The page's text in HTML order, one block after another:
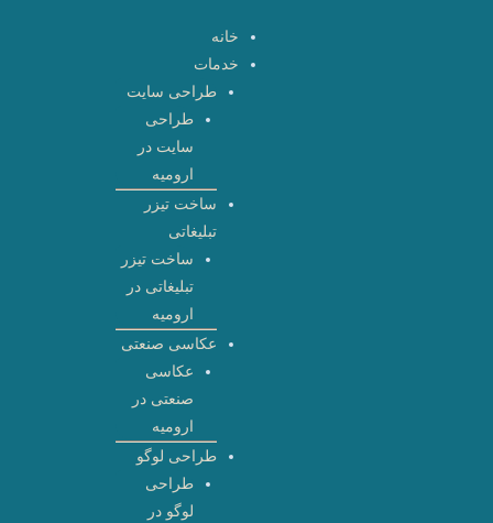
خانه
خدمات
طراحی سایت
طراحی
سایت در
ارومیه
ساخت تیزر
تبلیغاتی
ساخت تیزر
تبلیغاتی در
ارومیه
عکاسی صنعتی
عکاسی
صنعتی در
ارومیه
طراحی لوگو
طراحی
لوگو در